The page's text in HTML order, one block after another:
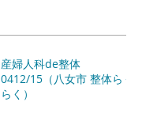
産婦人科de整体
0412/15（八女市 整体らく
らく）